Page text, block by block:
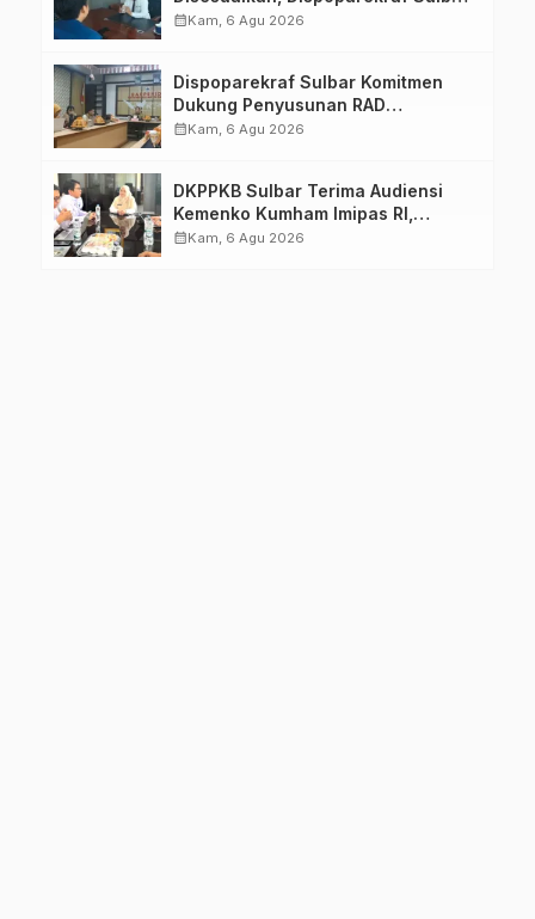
Pastikan Persiapan Tetap
calendar_monthKam, 6 Agu 2026
Dispoparekraf Sulbar Komitmen
Dukung Penyusunan RAD
TPB/SDGs Sulawesi Barat
calendar_monthKam, 6 Agu 2026
DKPPKB Sulbar Terima Audiensi
Kemenko Kumham Imipas RI,
Perkuat Pelayanan Kesehatan bagi
calendar_monthKam, 6 Agu 2026